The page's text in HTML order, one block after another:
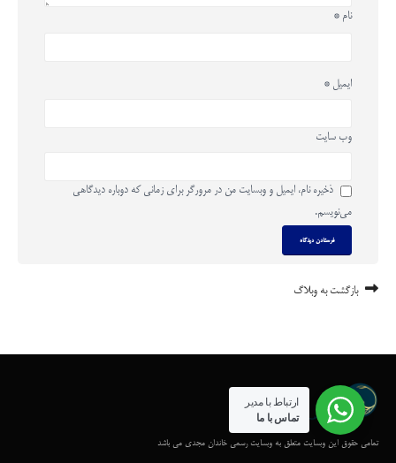
نام *
ایمیل *
وب‌ سایت
ذخیره نام، ایمیل و وبسایت من در مرورگر برای زمانی که دوباره دیدگاهی
می‌نویسم.
بازگشت به وبلاگ
تمامی حقوق این وبسایت متعلق به وبسایت رسمی خاندان مجدی می باشد
ارتباط با مدیر
تماس با ما